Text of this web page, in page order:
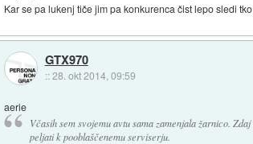
Kar se pa lukenj tiče jim pa konkurenca čist lepo sledi
GTX970
::28. okt 2014, 09:59
aerie
Včasih sem svojemu avtu sama zamenjala žarnico.
peljati k pooblaščenemu serviserju.